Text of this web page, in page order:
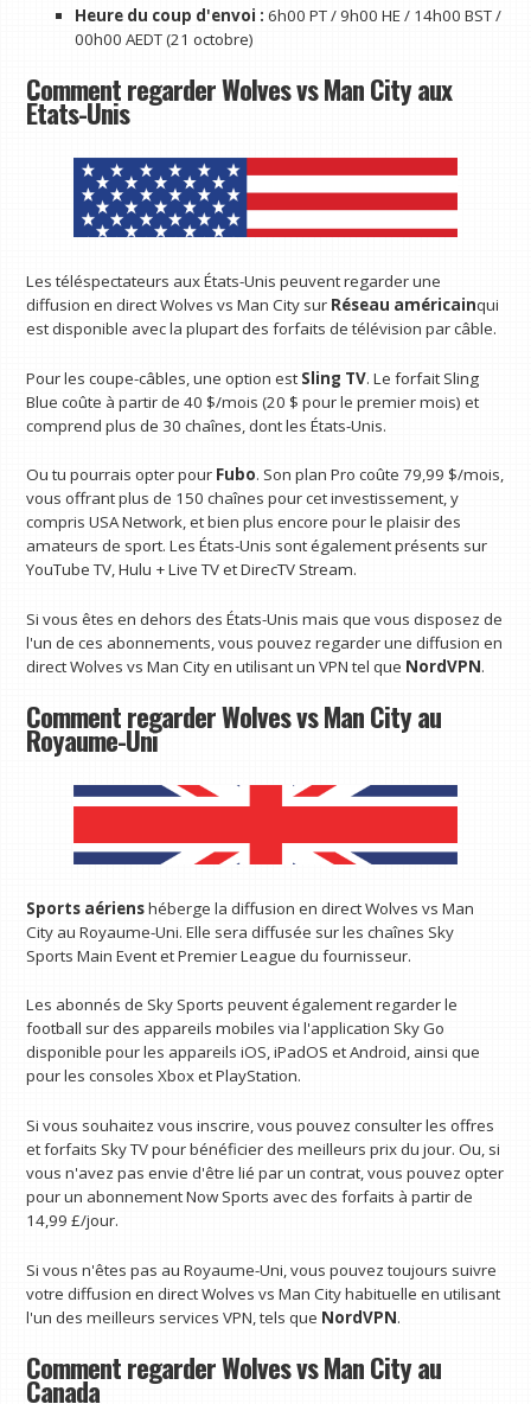
Heure du coup d'envoi : 6h00 PT / 9h00 HE / 14h00 BST /
00h00 AEDT (21 octobre)
Comment regarder Wolves vs Man City aux
États-Unis
Les téléspectateurs aux États-Unis peuvent regarder une
diffusion en direct Wolves vs Man City sur Réseau américainqui
est disponible avec la plupart des forfaits de télévision par câble.
Pour les coupe-câbles, une option est Sling TV. Le forfait Sling
Blue coûte à partir de 40 $/mois (20 $ pour le premier mois) et
comprend plus de 30 chaînes, dont les États-Unis.
Ou tu pourrais opter pour Fubo. Son plan Pro coûte 79,99 $/mois,
vous offrant plus de 150 chaînes pour cet investissement, y
compris USA Network, et bien plus encore pour le plaisir des
amateurs de sport. Les États-Unis sont également présents sur
YouTube TV, Hulu + Live TV et DirecTV Stream.
Si vous êtes en dehors des États-Unis mais que vous disposez de
l'un de ces abonnements, vous pouvez regarder une diffusion en
direct Wolves vs Man City en utilisant un VPN tel que NordVPN.
Comment regarder Wolves vs Man City au
Royaume-Uni
Sports aérienshéberge la diffusion en direct Wolves vs Man
City au Royaume-Uni. Elle sera diffusée sur les chaînes Sky
Sports Main Event et Premier League du fournisseur.
Les abonnés de Sky Sports peuvent également regarder le
football sur des appareils mobiles via l'application Sky Go
disponible pour les appareils iOS, iPadOS et Android, ainsi que
pour les consoles Xbox et PlayStation.
Si vous souhaitez vous inscrire, vous pouvez consulter les offres
et forfaits Sky TV pour bénéficier des meilleurs prix du jour. Ou, si
vous n'avez pas envie d'être lié par un contrat, vous pouvez opter
pour un abonnement Now Sports avec des forfaits à partir de
14,99 £/jour.
Si vous n'êtes pas au Royaume-Uni, vous pouvez toujours suivre
votre diffusion en direct Wolves vs Man City habituelle en utilisant
l'un des meilleurs services VPN, tels que NordVPN.
Comment regarder Wolves vs Man City au
Canada